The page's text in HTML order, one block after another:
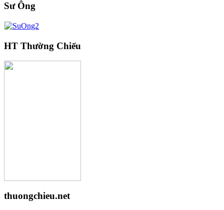
Sư Ông
HT Thường Chiếu
thuongchieu.net